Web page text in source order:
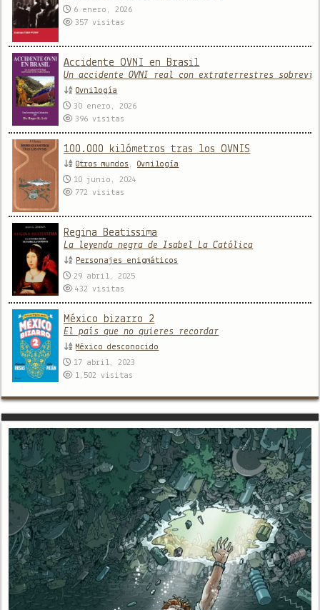
6 enero, 2026
357visitas
Accidente OVNI en Brasil
Un accidente OVNI real con extraterrestres
Ovnilogía
30 enero, 2026
396visitas
100.000 kilómetros tras los OVNIS
Otros mundos ,Ovnilogía
10 junio, 2024
772visitas
Regina Beatissima
La leyenda negra de Isabel La Católica
Personajes enigmáticos
29 abril, 2025
432visitas
México bizarro 2
El país que no quieres recordar
México desconocido
17 abril, 2023
1,502visitas